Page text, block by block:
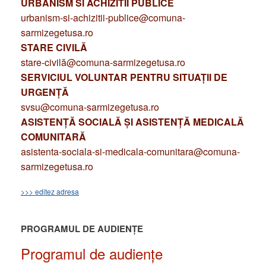
urbanism-si-achizitii-publice@comuna-
sarmizegetusa.ro
STARE CIVILĂ
stare-civilă@comuna-sarmizegetusa.ro
SERVICIUL VOLUNTAR PENTRU SITUAȚII DE
URGENȚĂ
svsu@comuna-sarmizegetusa.ro
ASISTENȚĂ SOCIALĂ ȘI ASISTENȚĂ MEDICALĂ
COMUNITARĂ
asistenta-sociala-si-medicala-comunitara@comuna-
sarmizegetusa.ro
>>> editez adresa
PROGRAMUL DE AUDIENȚE
Programul de audiențe